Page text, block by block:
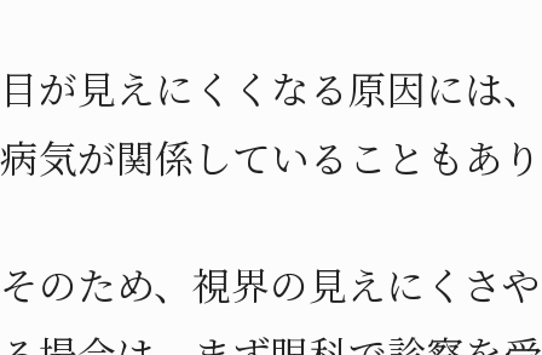
目が見えにくくなる原因には
病気が関係していることもあ
そのため、視界の見えにくさ